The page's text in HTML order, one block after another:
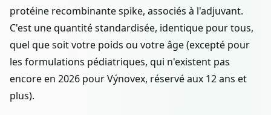
protéine recombinante spike, associés à l'adjuvant.
C'est une quantité standardisée, identique pour tous,
quel que soit votre poids ou votre âge (excepté pour
les formulations pédiatriques, qui n'existent pas
encore en 2026 pour Výnovex, réservé aux 12 ans et
plus).